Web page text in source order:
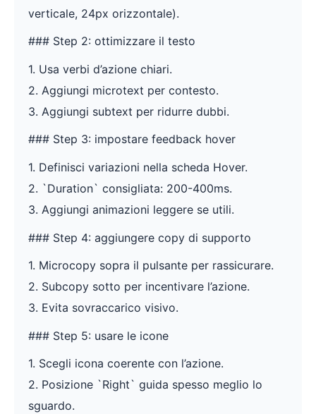
verticale, 24px orizzontale).
### Step 2: ottimizzare il testo
1. Usa verbi d’azione chiari.
2. Aggiungi microtext per contesto.
3. Aggiungi subtext per ridurre dubbi.
### Step 3: impostare feedback hover
1. Definisci variazioni nella scheda Hover.
2. `Duration` consigliata: 200-400ms.
3. Aggiungi animazioni leggere se utili.
### Step 4: aggiungere copy di supporto
1. Microcopy sopra il pulsante per rassicurare.
2. Subcopy sotto per incentivare l’azione.
3. Evita sovraccarico visivo.
### Step 5: usare le icone
1. Scegli icona coerente con l’azione.
2. Posizione `Right` guida spesso meglio lo
sguardo.